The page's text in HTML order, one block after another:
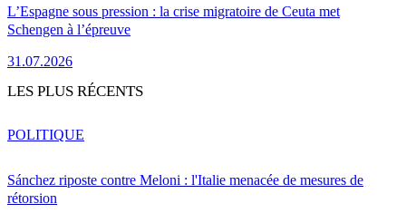
L’Espagne sous pression : la crise migratoire de Ceuta met
Schengen à l’épreuve
31.07.2026
LES PLUS RÉCENTS
Sánchez riposte contre Meloni : l'Italie menacée de mesures de
rétorsion
POLITIQUE